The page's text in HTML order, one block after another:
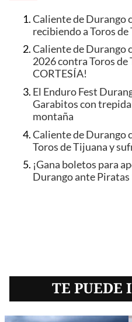
Caliente de Durango
recibiendo a Toros
Caliente de Durango
2026 contra Toros de
CORTESÍA!
El Enduro Fest
Garabitos con
montaña
Caliente de Durango
Toros de Tijuana y
¡Gana boletos para
Durango ante Piratas
TE PUEDE